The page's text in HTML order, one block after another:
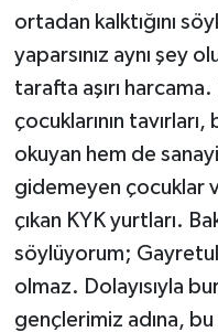
ortadan kalktığını
yaparsınız aynı şey
tarafta aşırı
çocuklarının
okuyan hem de
gidemeyen çocuklar
çıkan KYK yurtları.
söylüyorum;
olmaz. Dolayısıyla
gençlerimiz adına,